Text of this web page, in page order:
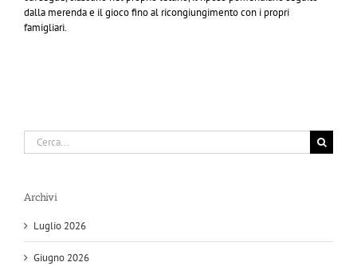
dalla merenda e il gioco fino al ricongiungimento con i propri
famigliari.
Cerca
per:
Archivi
Luglio 2026
Giugno 2026